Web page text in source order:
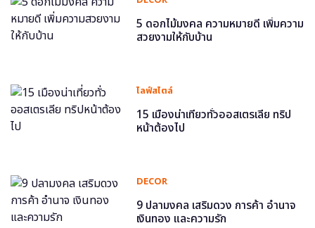
5 ดอกไม้มงคล ความหมายดี เพิ่มความ
สวยงามให้กับบ้าน
ไลฟ์สไตล์
15 เมืองน่าเที่ยวทั่วออสเตรเลีย ทริป
หน้าต้องไป
DECOR
9 ปลามงคล เสริมดวง การค้า อำนาจ
เงินทอง และความรัก